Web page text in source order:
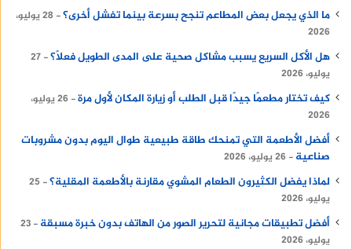
ما الذي يجعل بعض المطاعم تنجح بسرعة بينما تفشل أخرى؟
28 يوليو،
2026
هل الأكل السريع يسبب مشاكل صحية على المدى الطويل فعلًا؟ 27
يوليو، 2026
كيف تختار مطعمًا جيدًا قبل الطلب أو زيارة المكان لأول مرة
26 يوليو،
2026
أفضل الأطعمة التي تمنحك طاقة طبيعية طوال اليوم بدون مشروبات
صناعية
26 يوليو، 2026
لماذا يفضل الكثيرون الطعام المشوي مقارنة بالأطعمة المقلية؟
25
يوليو، 2026
أفضل تطبيقات مجانية لتحرير الصور من الهاتف بدون خبرة مسبقة
23
يوليو، 2026